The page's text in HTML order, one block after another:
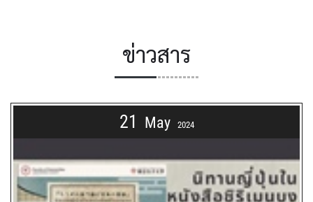
ข่าวสาร
21 May 2024